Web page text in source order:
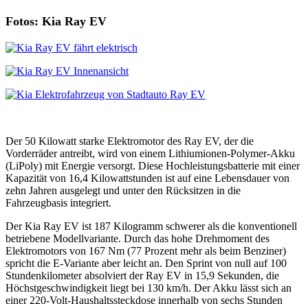
Fotos: Kia Ray EV
Der 50 Kilowatt starke Elektromotor des Ray EV, der die
Vorderräder antreibt, wird von einem Lithiumionen-Polymer-Akku
(LiPoly) mit Energie versorgt. Diese Hochleistungsbatterie mit einer
Kapazität von 16,4 Kilowattstunden ist auf eine Lebensdauer von
zehn Jahren ausgelegt und unter den Rücksitzen in die
Fahrzeugbasis integriert.
Der Kia Ray EV ist 187 Kilogramm schwerer als die konventionell
betriebene Modellvariante. Durch das hohe Drehmoment des
Elektromotors von 167 Nm (77 Prozent mehr als beim Benziner)
spricht die E-Variante aber leicht an. Den Sprint von null auf 100
Stundenkilometer absolviert der Ray EV in 15,9 Sekunden, die
Höchstgeschwindigkeit liegt bei 130 km/h. Der Akku lässt sich an
einer 220-Volt-Haushaltssteckdose innerhalb von sechs Stunden